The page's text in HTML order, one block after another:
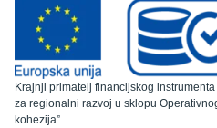
Krajnji primatelj financijskog
za regionalni razvoj u sklopu
kohezija”.